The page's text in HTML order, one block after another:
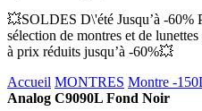
💥SOLDES D\'été Jusqu’à -60%
sélection de montres et de
à prix réduits jusqu’à -60%💥
Accueil MONTRES Montre -
Analog C9090L Fond Noir